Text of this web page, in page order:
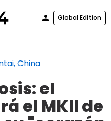
Global Edition
China
el
el MKII de